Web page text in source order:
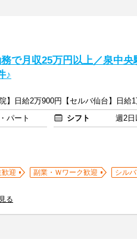
務で月収25万円以上／泉中
♪
院】日給2万900円【セルバ仙台】日給
パート シフト
週2日
歓迎 副業・Ｗワーク歓迎
シル
る